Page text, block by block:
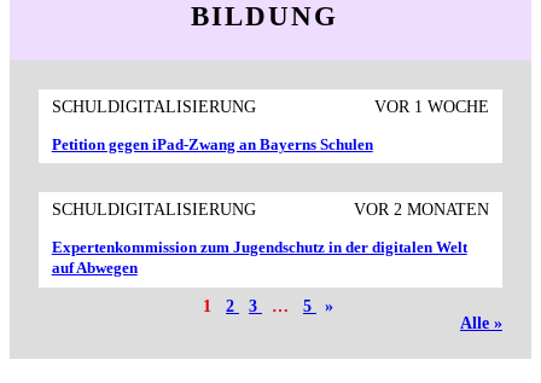
BILDUNG
SCHULDIGITALISIERUNG VOR 1 WOCHE
Petition gegen iPad-Zwang an Bayerns Schulen
SCHULDIGITALISIERUNG VOR 2 MONATEN
Expertenkommission zum Jugendschutz in der digitalen Welt
auf Abwegen
1 2 3 … 5
»
Alle »